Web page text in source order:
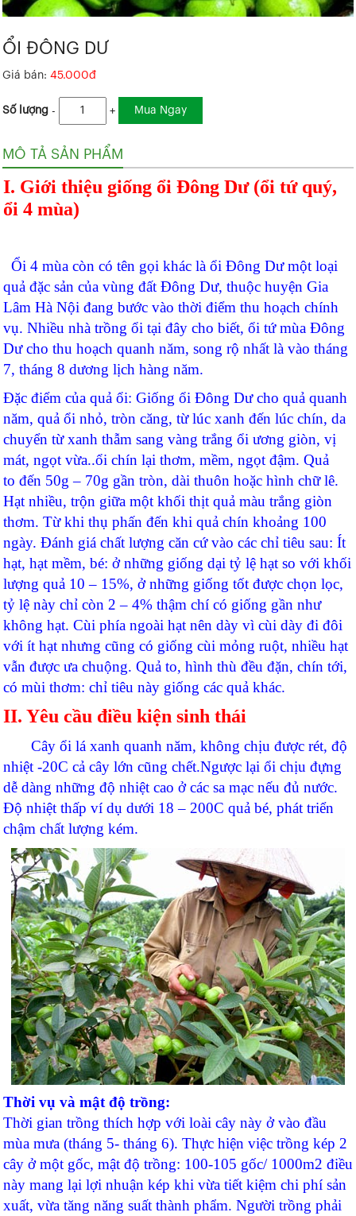
ỔI ĐÔNG DƯ
Giá bán: 45.000đ
Số lượng - + Mua Ngay
MÔ TẢ SẢN PHẨM
I. Giới thiệu giống ổi Đông Dư (ổi tứ quý,
ổi 4 mùa)
Ổi 4 mùa còn có tên gọi khác là ổi Đông Dư một loại
quả đặc sản của vùng đất Đông Dư, thuộc huyện Gia
Lâm Hà Nội đang bước vào thời điểm thu hoạch chính
vụ. Nhiều nhà trồng ổi tại đây cho biết, ổi tứ mùa Đông
Dư cho thu hoạch quanh năm, song rộ nhất là vào tháng
7, tháng 8 dương lịch hàng năm.
Đặc điểm của quả ổi: Giống ổi Đông Dư cho quả quanh
năm, quả ổi nhỏ, tròn căng, từ lúc xanh đến lúc chín, da
chuyển từ xanh thẫm sang vàng trắng ổi ương giòn, vị
mát, ngọt vừa..ổi chín lại thơm, mềm, ngọt đậm. Quả
to đến 50g – 70g gần tròn, dài thuôn hoặc hình chữ lê.
Hạt nhiều, trộn giữa một khối thịt quả màu trắng giòn
thơm. Từ khi thụ phấn đến khi quả chín khoảng 100
ngày. Đánh giá chất lượng căn cứ vào các chỉ tiêu sau: Ít
hạt, hạt mềm, bé: ở những giống dại tỷ lệ hạt so với khối
lượng quả 10 – 15%, ở những giống tốt được chọn lọc,
tỷ lệ này chỉ còn 2 – 4% thậm chí có giống gần như
không hạt. Cùi phía ngoài hạt nên dày vì cùi dày đi đôi
với ít hạt nhưng cũng có giống cùi mỏng ruột, nhiều hạt
vẫn được ưa chuộng. Quả to, hình thù đều đặn, chín tới,
có mùi thơm: chỉ tiêu này giống các quả khác.
II. Yêu cầu điều kiện sinh thái
Cây ổi lá xanh quanh năm, không chịu được rét, độ
nhiệt -20C cả cây lớn cũng chết.Ngược lại ổi chịu đựng
dễ dàng những độ nhiệt cao ở các sa mạc nếu đủ nước.
Độ nhiệt thấp ví dụ dưới 18 – 200C quả bé, phát triển
chậm chất lượng kém.
Thời vụ và mật độ trồng:
Thời gian trồng thích hợp với loài cây này ở vào đầu
mùa mưa (tháng 5- tháng 6). Thực hiện việc trồng kép 2
cây ở một gốc, mật độ trồng: 100-105 gốc/ 1000m2 điều
này mang lại lợi nhuận kép khi vừa tiết kiệm chi phí sản
xuất, vừa tăng năng suất thành phẩm. Người trồng phải